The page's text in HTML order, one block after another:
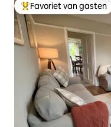
Topfavoriet van gasten
Favoriet van gasten